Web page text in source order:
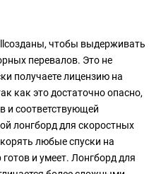
чтобы выдерживать
перевалов. Это не
получаете лицензию на
как это достаточно опасно,
и соответствующей
лонгборд для скоростных
любые спуски на
и умеет. Лонгборд для